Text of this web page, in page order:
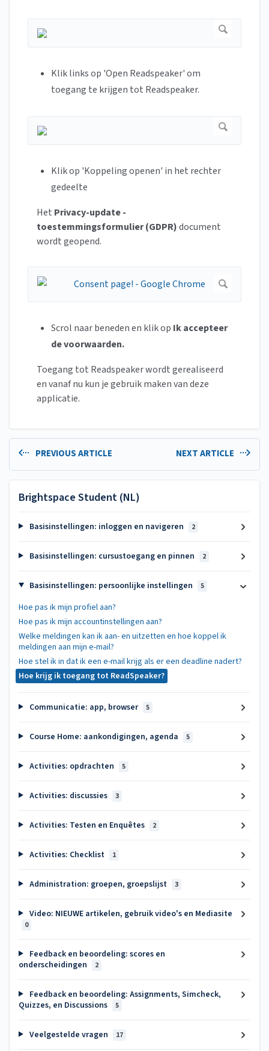
Klik links op 'Open Readspeaker' om
toegang te krijgen tot Readspeaker.
Klik op 'Koppeling openen' in het rechter
gedeelte
Het Privacy-update -
toestemmingsformulier (GDPR)document
wordt geopend.
Scrol naar beneden en klik op Ik accepteer
de voorwaarden.
Toegang tot Readspeaker wordt gerealiseerd
en vanaf nu kun je gebruik maken van deze
applicatie.
PREVIOUS ARTICLE NEXT ARTICLE
Brightspace Student (NL)
Basisinstellingen: inloggen en navigeren 2
Basisinstellingen: cursustoegang en pinnen 2
Basisinstellingen: persoonlijke instellingen 5
Hoe pas ik mijn profiel aan?
Hoe pas ik mijn accountinstellingen aan?
Welke meldingen kan ik aan- en uitzetten en hoe koppel ik
meldingen aan mijn e-mail?
Hoe stel ik in dat ik een e-mail krijg als er een deadline nadert?
Hoe krijg ik toegang tot ReadSpeaker?
Communicatie: app, browser 5
Course Home: aankondigingen, agenda 5
Activities: opdrachten 5
Activities: discussies 3
Activities: Testen en Enquêtes 2
Activities: Checklist 1
Administration: groepen, groepslijst 3
Video: NIEUWE artikelen, gebruik video's en Mediasite
0
Feedback en beoordeling: scores en
onderscheidingen
2
Feedback en beoordeling: Assignments, Simcheck,
Quizzes, en Discussions
5
Veelgestelde vragen 17